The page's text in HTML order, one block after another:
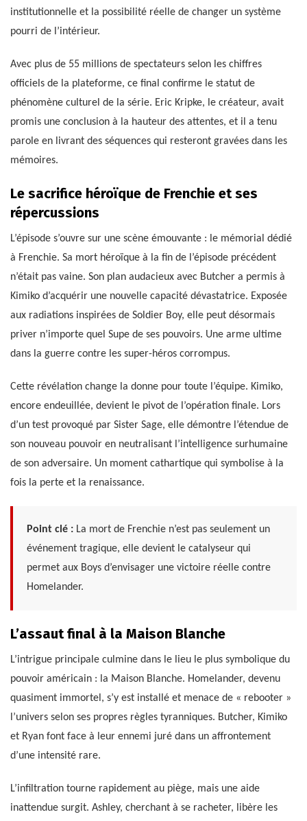
institutionnelle et la possibilité réelle de changer un système
pourri de l’intérieur.
Avec plus de 55 millions de spectateurs selon les chiffres
officiels de la plateforme, ce final confirme le statut de
phénomène culturel de la série. Eric Kripke, le créateur, avait
promis une conclusion à la hauteur des attentes, et il a tenu
parole en livrant des séquences qui resteront gravées dans les
mémoires.
Le sacrifice héroïque de Frenchie et ses
répercussions
L’épisode s’ouvre sur une scène émouvante : le mémorial dédié
à Frenchie. Sa mort héroïque à la fin de l’épisode précédent
n’était pas vaine. Son plan audacieux avec Butcher a permis à
Kimiko d’acquérir une nouvelle capacité dévastatrice. Exposée
aux radiations inspirées de Soldier Boy, elle peut désormais
priver n’importe quel Supe de ses pouvoirs. Une arme ultime
dans la guerre contre les super-héros corrompus.
Cette révélation change la donne pour toute l’équipe. Kimiko,
encore endeuillée, devient le pivot de l’opération finale. Lors
d’un test provoqué par Sister Sage, elle démontre l’étendue de
son nouveau pouvoir en neutralisant l’intelligence surhumaine
de son adversaire. Un moment cathartique qui symbolise à la
fois la perte et la renaissance.
Point clé : La mort de Frenchie n’est pas seulement un
événement tragique, elle devient le catalyseur qui
permet aux Boys d’envisager une victoire réelle contre
Homelander.
L’assaut final à la Maison Blanche
L’intrigue principale culmine dans le lieu le plus symbolique du
pouvoir américain : la Maison Blanche. Homelander, devenu
quasiment immortel, s’y est installé et menace de « rebooter »
l’univers selon ses propres règles tyranniques. Butcher, Kimiko
et Ryan font face à leur ennemi juré dans un affrontement
d’une intensité rare.
L’infiltration tourne rapidement au piège, mais une aide
inattendue surgit. Ashley, cherchant à se racheter, libère les